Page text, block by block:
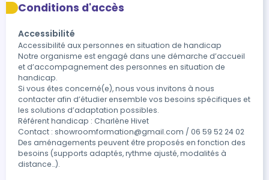
Conditions d'accès
Accessibilité
Accessibilité aux personnes en situation de handicap
Notre organisme est engagé dans une démarche d’accueil
et d’accompagnement des personnes en situation de
handicap.
Si vous êtes concerné(e), nous vous invitons à nous
contacter afin d’étudier ensemble vos besoins spécifiques et
les solutions d’adaptation possibles.
Référent handicap : Charlène Hivet
Contact : showroomformation@gmail.com / 06 59 52 24 02
Des aménagements peuvent être proposés en fonction des
besoins (supports adaptés, rythme ajusté, modalités à
distance…).